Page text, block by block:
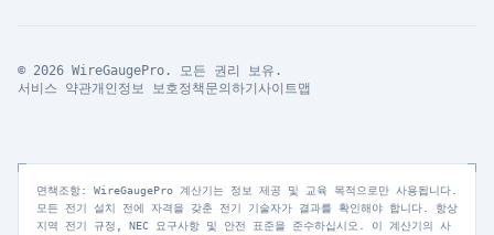
© 2026 WireGaugePro. 모든 권리 보유.
서비스 약관개인정보 보호정책 문의하기 사이트맵
면책조항: WireGaugePro 계산기는 정보 제공 및 교육 목적으로만 사용됩니다.
모든 전기 설치 전에 자격을 갖춘 전기 기술자가 결과를 확인해야 합니다. 항상
지역 전기 규정, NEC 요구사항 및 안전 표준을 준수하십시오. 이 계산기의 사